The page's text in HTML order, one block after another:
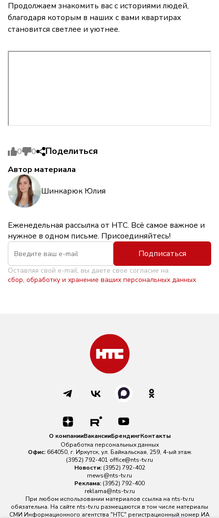
Продолжаем знакомить вас с историями людей,
благодаря которым в наших с вами квартирах
становится светлее и уютнее.
0 0 Поделиться
Автор материала
Шинкарюк Юлия
Еженедельная рассылка от НТС. Всё самое важное и
нужное в одном письме. Присоединяйтесь!
Подписаться
Оставляя свой e-mail, вы даете свое согласие на
сбор, обработку и хранение ваших персональных данных
О компанииВакансииБрендингКонтакты
Обработка персональных данных
Офис: 664050, г. Иркутск, ул. Байкальская, 259, 4-ый этаж
(3952) 792-401 office@nts-tv.ru
Новости: (3952) 792-402
rnews@nts-tv.ru
Реклама: (3952) 792-400
reklama@nts-tv.ru
При любом использовании материалов ссылка на nts-tv.ru
обязательна. На сайте nts-tv.ru размещаются в том числе материалы
СМИ Информационного агентства "НТС" регистрационный номер ИА